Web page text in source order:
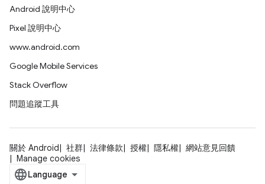
Android 說明中心
Pixel 說明中心
www.android.com
Google Mobile Services
Stack Overflow
問題追蹤工具
關於 Android 社群 法律條款 授權 隱私權
網站意見回饋
Manage cookies